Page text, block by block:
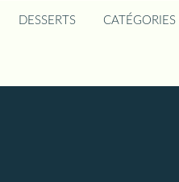
DESSERTS CATÉGORIES